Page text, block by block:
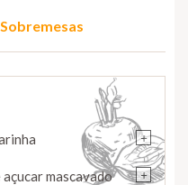
+
+
mascavado